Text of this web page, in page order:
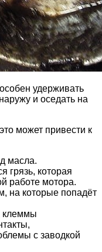
удерживать
и оседать на
может привести к
масла.
грязь, которая
работе мотора.
на которые попадёт
клеммы
с заводкой